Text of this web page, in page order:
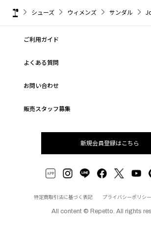
シューズ ウィメンズ サンダル
ご利用ガイド
よくある質問
お問い合わせ
販売スタッフ募集
新規会員登録はこちら
特定商取引法に基づく表記 プライバシーポリシー
All content © Repetto. All rights